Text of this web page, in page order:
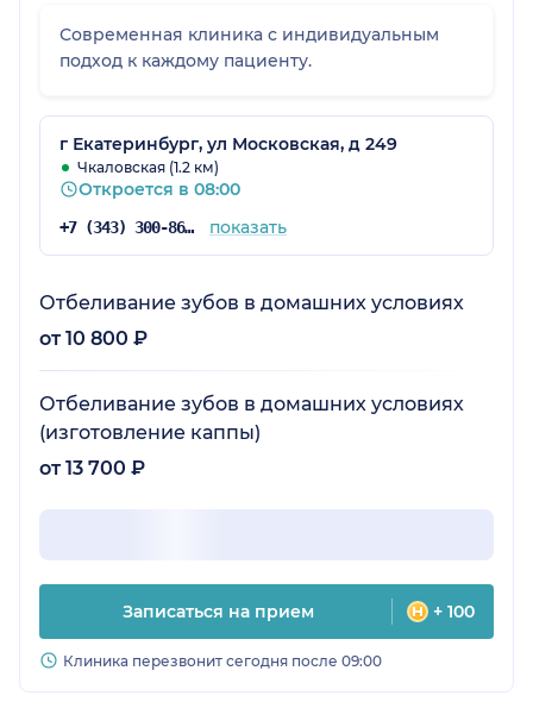
Современная клиника с индивидуальным
подход к каждому пациенту.
г Екатеринбург, ул Московская, д 249
Чкаловская (1.2 км)
Откроется в 08:00
+7 (343) 300-86-92 показать
Отбеливание зубов в домашних условиях
от 10 800 ₽
Отбеливание зубов в домашних условиях
(изготовление каппы)
от 13 700 ₽
Записаться на прием + 100
Клиника перезвонит сегодня после 09:00